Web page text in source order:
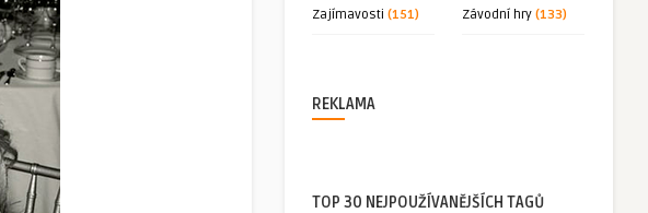
Zajímavosti (151) Závodní hry (133)
REKLAMA
TOP 30 NEJPOUŽÍVANĚJŠÍCH TAGŮ